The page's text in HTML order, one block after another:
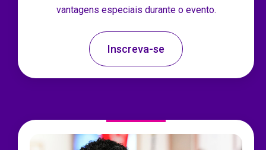
vantagens especiais durante o evento.
Inscreva-se